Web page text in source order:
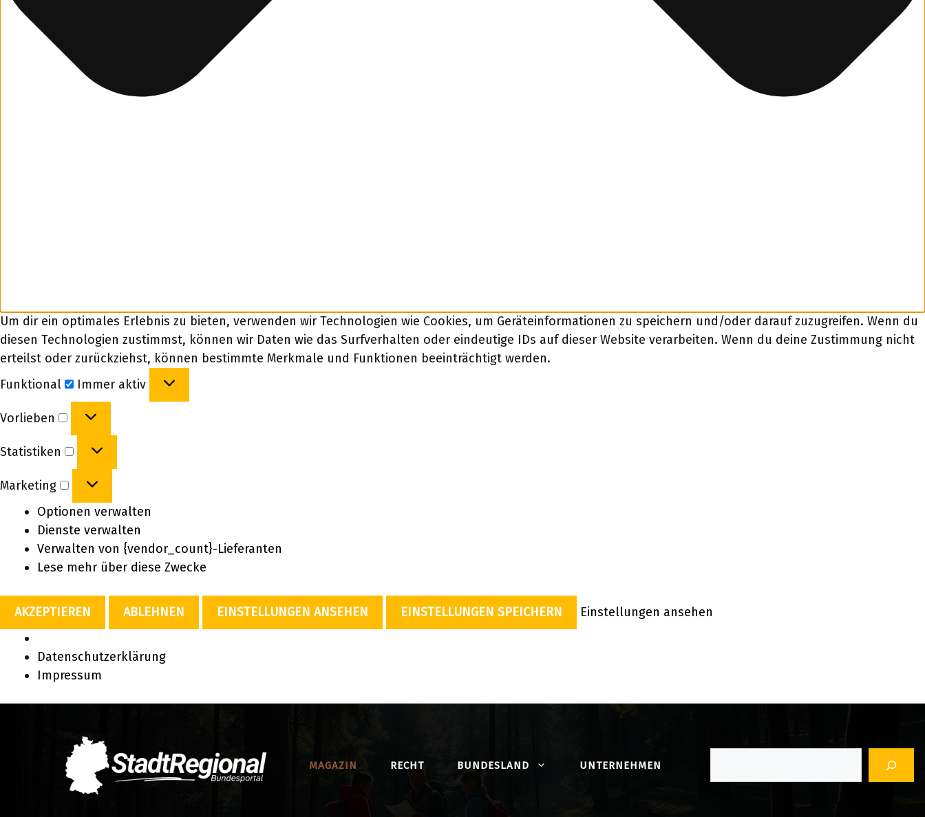
Um dir ein optimales Erlebnis zu bieten, verwenden wir Technologien wie Cookies, um Geräteinformationen zu speichern und/oder darauf zuzugreifen. Wenn du
diesen Technologien zustimmst, können wir Daten wie das Surfverhalten oder eindeutige IDs auf dieser Website verarbeiten. Wenn du deine Zustimmung nicht
erteilst oder zurückziehst, können bestimmte Merkmale und Funktionen beeinträchtigt werden.
Funktional
Funktional
Immer aktiv
Vorlieben
Vorlieben
Statistiken
Statistiken
Marketing
Marketing
Optionen verwalten
Dienste verwalten
Verwalten von {vendor_count}-Lieferanten
Lese mehr über diese Zwecke
AKZEPTIEREN ABLEHNEN EINSTELLUNGEN ANSEHEN EINSTELLUNGEN SPEICHERN Einstellungen ansehen
Datenschutzerklärung
Impressum
MAGAZIN RECHT BUNDESLAND UNTERNEHMEN